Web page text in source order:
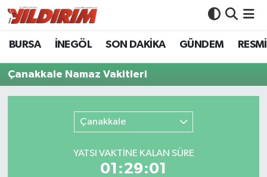
BURSA İNEGÖL SON DAKİKA GÜNDEM
Çanakkale Namaz Vakitleri
Çanakkale
YATSI VAKTİNE KALAN SÜRE
01:29:01
BURSA
İNEGÖL
RESMİ İLANLAR
Bursa Nöbetçi Eczaneler
Bursa Hava Durumu
Süper Lig Puan Durumu ve Fikstür